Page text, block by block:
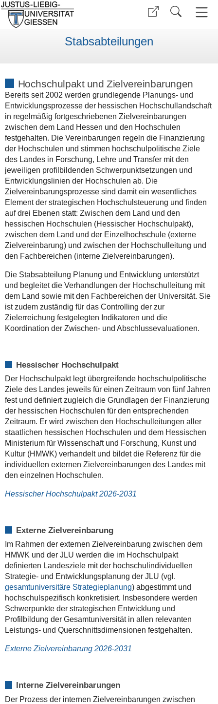
Stabsabteilungen
Hochschulpakt und Zielvereinbarungen
Bereits seit 2002 werden grundlegende Planungs- und
Entwicklungsprozesse der hessischen Hochschullandschaft
in regelmäßig fortgeschriebenen Zielvereinbarungen
zwischen dem Land Hessen und den Hochschulen
festgehalten. Die Vereinbarungen regeln die Finanzierung
der Hochschulen und stimmen hochschulpolitische Ziele
des Landes in Forschung, Lehre und Transfer mit den
jeweiligen profilbildenden Schwerpunktsetzungen und
Entwicklungslinien der Hochschulen ab. Die
Zielvereinbarungsprozesse sind damit ein wesentliches
Element der strategischen Hochschulsteuerung und finden
auf drei Ebenen statt: Zwischen dem Land und den
hessischen Hochschulen (Hessischer Hochschulpakt),
zwischen dem Land und der Einzelhochschule (externe
Zielvereinbarung) und zwischen der Hochschulleitung und
den Fachbereichen (interne Zielvereinbarungen).
Die Stabsabteilung Planung und Entwicklung unterstützt
und begleitet die Verhandlungen der Hochschulleitung mit
dem Land sowie mit den Fachbereichen der Universität. Sie
ist zudem zuständig für das Controlling der zur
Zielerreichung festgelegten Indikatoren und die
Koordination der Zwischen- und Abschlussevaluationen.
Hessischer Hochschulpakt
Der Hochschulpakt legt übergreifende hochschulpolitische
Ziele des Landes jeweils für einen Zeitraum von fünf Jahren
fest und definiert zugleich die Grundlagen der Finanzierung
der hessischen Hochschulen für den entsprechenden
Zeitraum. Er wird zwischen den Hochschulleitungen aller
staatlichen hessischen Hochschulen und dem Hessischen
Ministerium für Wissenschaft und Forschung, Kunst und
Kultur (HMWK) verhandelt und bildet die Referenz für die
individuellen externen Zielvereinbarungen des Landes mit
den einzelnen Hochschulen.
Hessischer Hochschulpakt 2026-2031
Externe Zielvereinbarung
Im Rahmen der externen Zielvereinbarung zwischen dem
HMWK und der JLU werden die im Hochschulpakt
definierten Landesziele mit der hochschulindividuellen
Strategie- und Entwicklungsplanung der JLU (vgl.
gesamtuniversitäre Strategieplanung) abgestimmt und
hochschulspezifisch konkretisiert. Insbesondere werden
Schwerpunkte der strategischen Entwicklung und
Profilbildung der Gesamtuniversität in allen relevanten
Leistungs- und Querschnittsdimensionen festgehalten.
Externe Zielvereinbarung 2026-2031
Interne Zielvereinbarungen
Der Prozess der internen Zielvereinbarungen zwischen